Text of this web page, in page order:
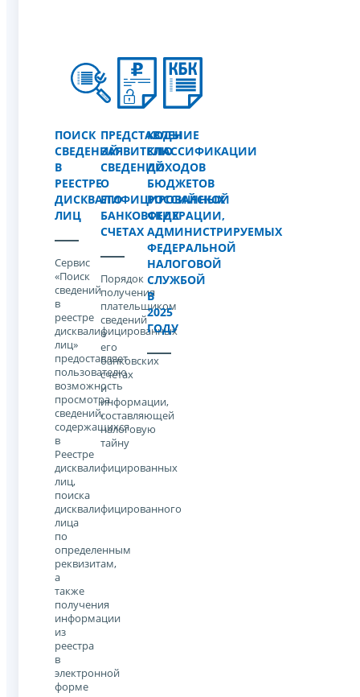
ПОИСК
СВЕДЕНИЙ
В
РЕЕСТРЕ
ДИСКВАЛИФИЦИРОВАННЫХ
ЛИЦ
Сервис
«Поиск
сведений
в
реестре
дисквалифицированных
лиц»
предоставляет
пользователю
возможность
просмотра
сведений,
содержащихся
в
Реестре
дисквалифицированных
лиц,
поиска
дисквалифицированного
лица
по
определенным
реквизитам,
а
также
получения
информации
из
реестра
в
электронной
форме
ПРЕДСТАВЛЕНИЕ
ЗАЯВИТЕЛЮ
СВЕДЕНИЙ
О
ЕГО
БАНКОВСКИХ
СЧЕТАХ
Порядок
получения
плательщиком
сведений
о
его
банковских
счетах
и
информации,
составляющей
налоговую
тайну
КОДЫ
КЛАССИФИКАЦИИ
ДОХОДОВ
БЮДЖЕТОВ
РОССИЙСКОЙ
ФЕДЕРАЦИИ,
АДМИНИСТРИРУЕМЫХ
ФЕДЕРАЛЬНОЙ
НАЛОГОВОЙ
СЛУЖБОЙ
В
2025
ГОДУ